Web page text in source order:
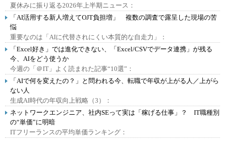
夏休みに振り返る2026年上半期ニュース：
「AI活用する新人増えてOJT負担増」 複数の調査で露呈した現場の苦
悩
重要なのは「AIに代替されにくい本質的な自走力」：
「Excel好き」では進化できない、「Excel/CSVでデータ連携」が残る
今、AIをどう使うか
今週の「＠IT」よく読まれた記事“10選”：
「AIで何を変えたの？」と問われる今、転職で年収が上がる人／上がら
ない人
生成AI時代の年収向上戦略（3）：
ネットワークエンジニア、社内SEって実は「稼げる仕事」？ IT職種別
の“単価”に明暗
ITフリーランスの平均単価ランキング：